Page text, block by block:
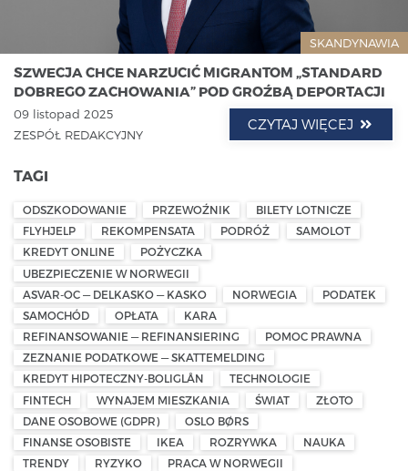
SKANDYNAWIA
SZWECJA CHCE NARZUCIĆ MIGRANTOM „STANDARD
DOBREGO ZACHOWANIA” POD GROŹBĄ DEPORTACJI
09 listopad 2025
ZESPÓŁ REDAKCYJNY
CZYTAJ WIĘCEJ
TAGI
ODSZKODOWANIE PRZEWOŹNIK
BILETY LOTNICZE
FLYHJELP
REKOMPENSATA PODRÓŻ
SAMOLOT
KREDYT ONLINE
POŻYCZKA
UBEZPIECZENIE W NORWEGII
ASVAR-OC — DELKASKO — KASKO
NORWEGIA
PODATEK
SAMOCHÓD
OPŁATA
KARA
REFINANSOWANIE — REFINANSIERING
POMOC PRAWNA
ZEZNANIE PODATKOWE — SKATTEMELDING
KREDYT HIPOTECZNY-BOLIGLÅN
TECHNOLOGIE
FINTECH
WYNAJEM MIESZKANIA ŚWIAT
ZŁOTO
DANE OSOBOWE (GDPR)
OSLO BØRS
FINANSE OSOBISTE
IKEA ROZRYWKA
NAUKA
TRENDY
RYZYKO
PRACA W NORWEGII